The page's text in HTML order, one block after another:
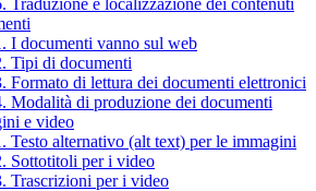
I documenti vanno sul web
Tipi di documenti
Formato di lettura dei documenti elettronici
Modalità di produzione dei documenti
e video
Testo alternativo (alt text) per le immagini
Sottotitoli per i video
Trascrizioni per i video